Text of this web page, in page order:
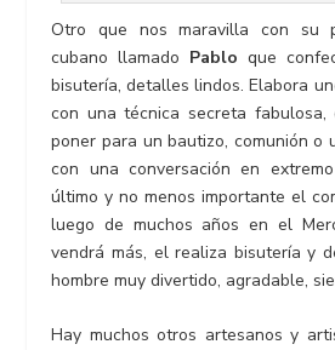
Otro que nos maravilla con su
cubano llamado Pablo que
bisutería, detalles lindos. Elabora
con una técnica secreta
poner para un bautizo, comunión o
con una conversación en
último y no menos importante el
luego de muchos años en el
vendrá más, el realiza bisutería y
hombre muy divertido, agradable,
Hay muchos otros artesanos y